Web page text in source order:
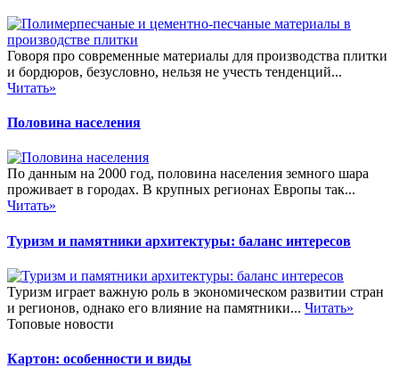
Говоря про современные материалы для производства плитки
и бордюров, безусловно, нельзя не учесть тенденций...
Читать»
Половина населения
По данным на 2000 год, половина населения земного шара
проживает в городах. В крупных регионах Европы так...
Читать»
Туризм и памятники архитектуры: баланс интересов
Туризм играет важную роль в экономическом развитии стран
и регионов, однако его влияние на памятники... Читать»
Топовые новости
Картон: особенности и виды